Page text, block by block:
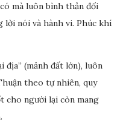
mà luôn bình thản đối
lời nói và hành vi. Phúc khí
địa” (mảnh đất lớn), luôn
theo tự nhiên, quy
cho người lại còn mang